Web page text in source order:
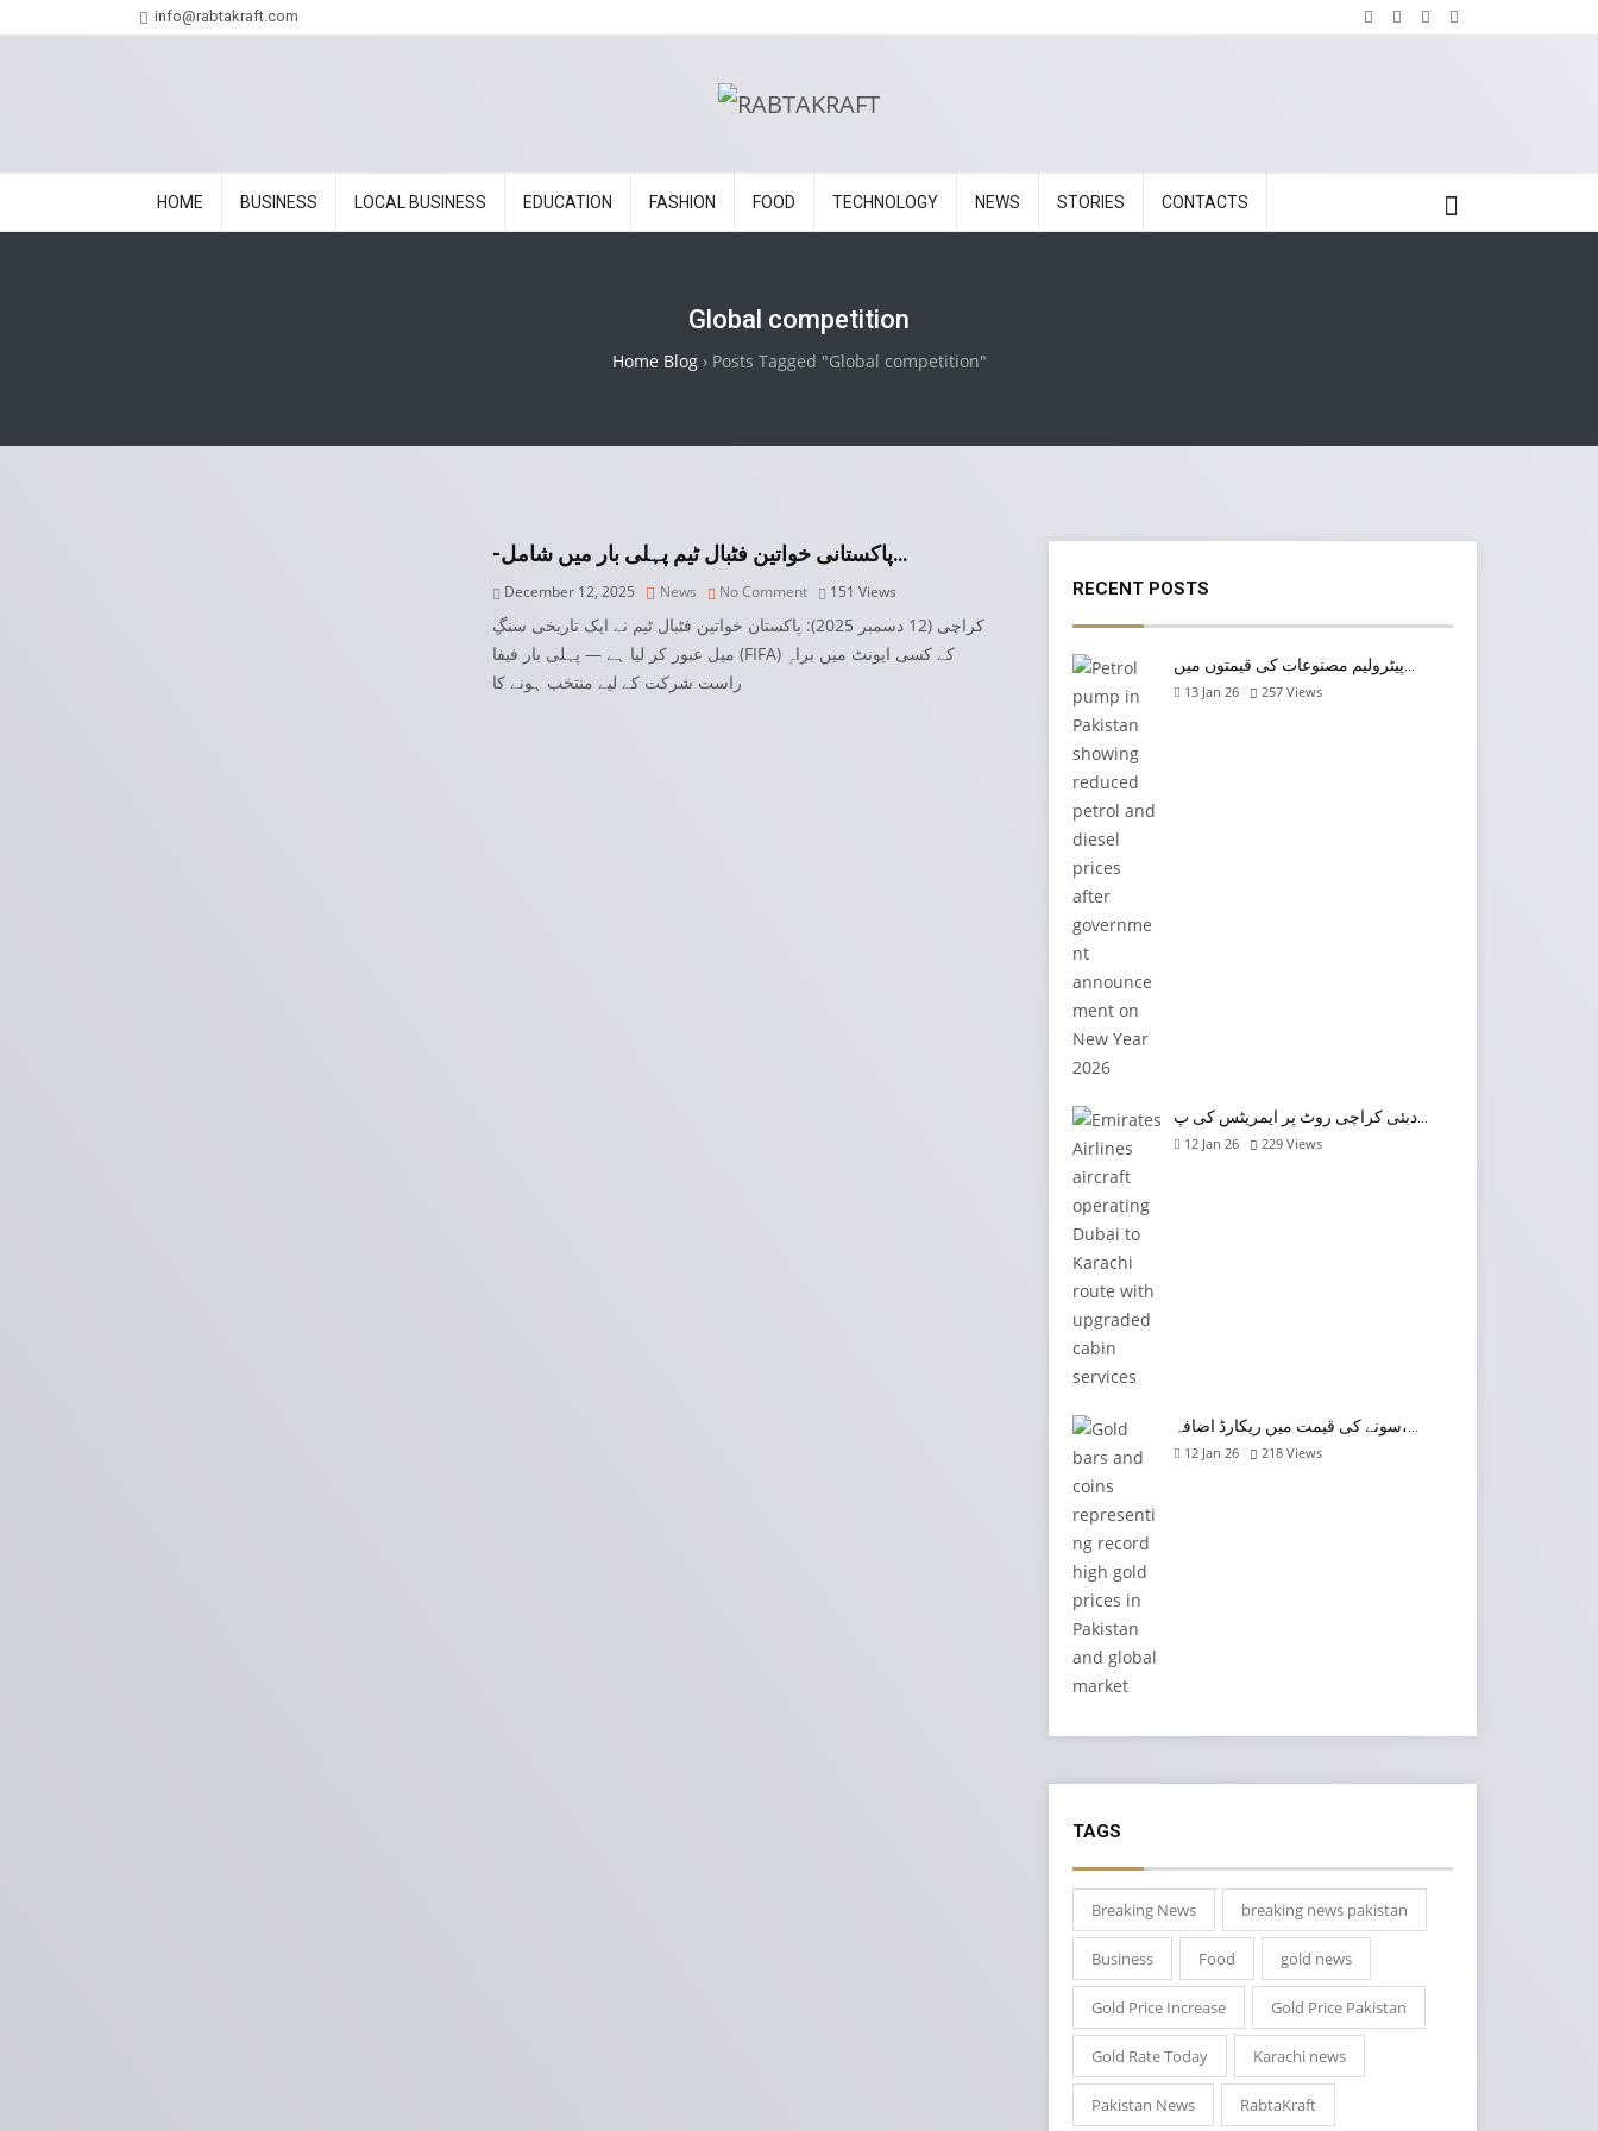
info@rabtakraft.com
HOME BUSINESS LOCAL BUSINESS EDUCATION FASHION FOOD TECHNOLOGY NEWS STORIES CONTACTS
Global competition
Home Blog› Posts Tagged "Global competition"
-پاکستانی خواتین فٹبال ٹیم پہلی بار میں شامل…
December 12, 2025 News No Comment 151 Views
کراچی (12 دسمبر 2025): پاکستان خواتین فٹبال ٹیم نے ایک تاریخی سنگِ
میل عبور کر لیا ہے — پہلی بار فیفا (FIFA) کے کسی ایونٹ میں براہِ
راست شرکت کے لیے منتخب ہونے کا
RECENT POSTS
13 Jan 26 257 Views
12 Jan 26 229 Views
سونے کی قیمت میں ریکارڈ اضافہ،…
12 Jan 26 218 Views
TAGS
Breaking News breaking news pakistan
Business Food gold news
Gold Price Increase Gold Price Pakistan
Gold Rate Today Karachi news
Pakistan News RabtaKraft